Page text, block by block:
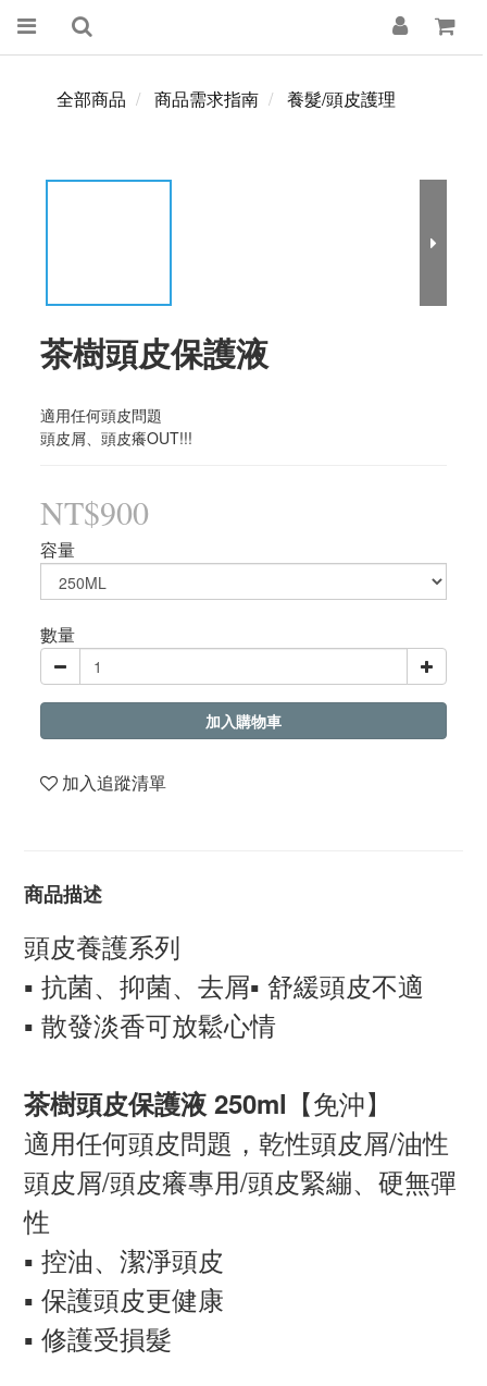
全部商品 商品需求指南 養髮/頭皮護理
茶樹頭皮保護液
適用任何頭皮問題
頭皮屑、頭皮癢OUT!!!
NT$900
容量
數量
加入購物車
加入追蹤清單
商品描述
頭皮養護系列
▪️ 抗菌、抑菌、去屑▪️ 舒緩頭皮不適
▪️ 散發淡香可放鬆心情
茶樹頭皮保護液 250ml 【免沖】
適用任何頭皮問題，乾性頭皮屑/油性
頭皮屑/頭皮癢專用/頭皮緊繃、硬無彈
性
▪️ 控油、潔淨頭皮
▪️ 保護頭皮更健康
▪️ 修護受損髮